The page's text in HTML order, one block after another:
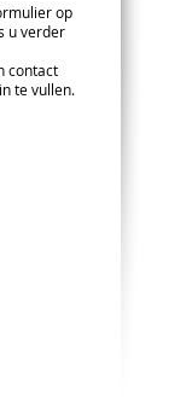
op
u verder
contact
te vullen.